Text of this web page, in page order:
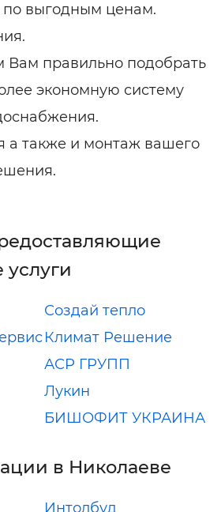
выгодным ценам.
Вам правильно подобрать
экономную систему
а также и монтаж вашего
услуги
Создай тепло
Климат Решение
АСР ГРУПП
Лукин
БИШОФИТ УКРАИНА
в Николаеве
Интолбуд